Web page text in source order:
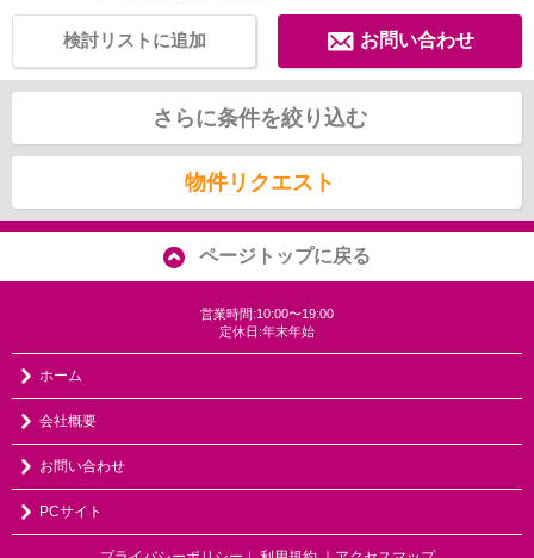
お問い合わせ
検討リストに追加
さらに条件を絞り込む
物件リクエスト
ページトップに戻る
営業時間:10:00〜19:00
定休日:年末年始
ホーム
会社概要
お問い合わせ
PCサイト